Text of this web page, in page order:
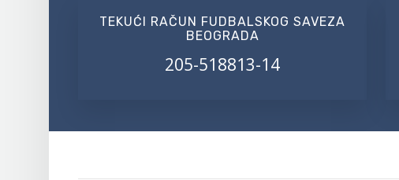
TEKUĆI RAČUN FUDBALSKOG SAVEZA
BEOGRADA
205-518813-14